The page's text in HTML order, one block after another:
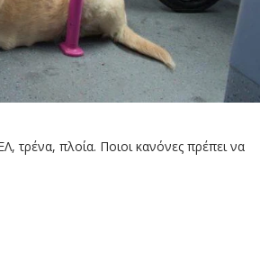
τρένα, πλοία. Ποιοι κανόνες πρέπει να